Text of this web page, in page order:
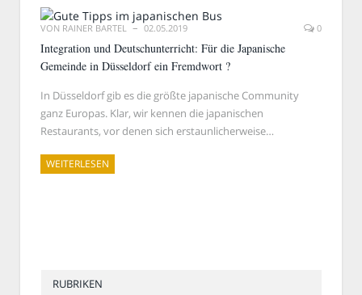
VON RAINER BARTEL 02.05.2019 0
Integration und Deutschunterricht: Für die Japanische
Gemeinde in Düsseldorf ein Fremdwort ?
In Düsseldorf gib es die größte japanische Community
ganz Europas. Klar, wir kennen die japanischen
Restaurants, vor denen sich erstaunlicherweise…
WEITERLESEN
RUBRIKEN